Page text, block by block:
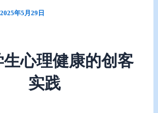
2025年5月29日
生心理健康的创客
实践